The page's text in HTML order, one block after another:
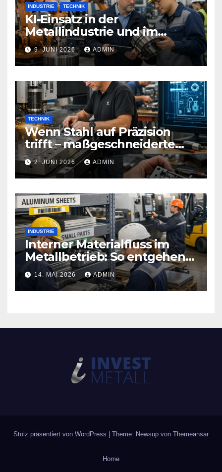
INDUSTRIE TECHNIK
KI-Einsatz in der
Metallindustrie und im
Maschinenbau
9. JUNI 2026 ADMIN
TECHNIK
Wenn Stahl auf Präzision
trifft – maßgeschneiderte
Sicherheitstechnik, die Türen
neu definiert
2. JUNI 2026 ADMIN
INDUSTRIE
Interner Materialfluss im
Metallbetrieb: So entgehen
Sie teuren
Produktionsstopps
14. MAI 2026 ADMIN
Stolz präsentiert von WordPress | Theme: Newsup von Themeansar
Home